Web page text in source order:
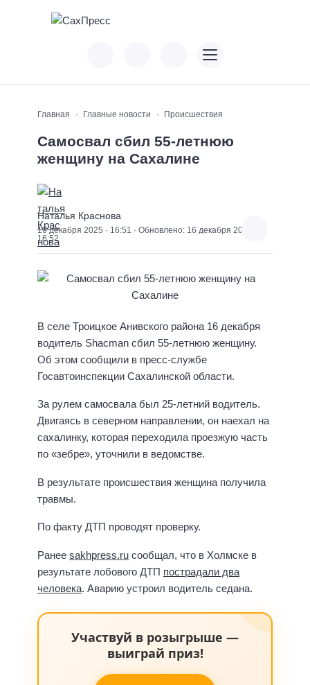
Главная Главные новости Происшествия
Самосвал сбил 55-летнюю
женщину на Сахалине
Наталья Краснова
16 декабря 2025 · 16:51 · Обновлено: 16 декабря 2025 ·
16:52
В селе Троицкое Анивского района 16 декабря
водитель Shacman сбил 55-летнюю женщину.
Об этом сообщили в пресс-службе
Госавтоинспекции Сахалинской области.
За рулем самосвала был 25-летний водитель.
Двигаясь в северном направлении, он наехал на
сахалинку, которая переходила проезжую часть
по «зебре», уточнили в ведомстве.
В результате происшествия женщина получила
травмы.
По факту ДТП проводят проверку.
Ранее sakhpress.ru сообщал, что в Холмске в
результате лобового ДТП пострадали два
человека. Аварию устроил водитель седана.
Участвуй в розыгрыше —
выиграй приз!